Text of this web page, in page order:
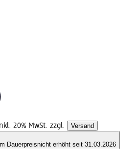
20% MwSt. zzgl. Versand
Dauerpreisnicht erhöht seit 31.03.2026